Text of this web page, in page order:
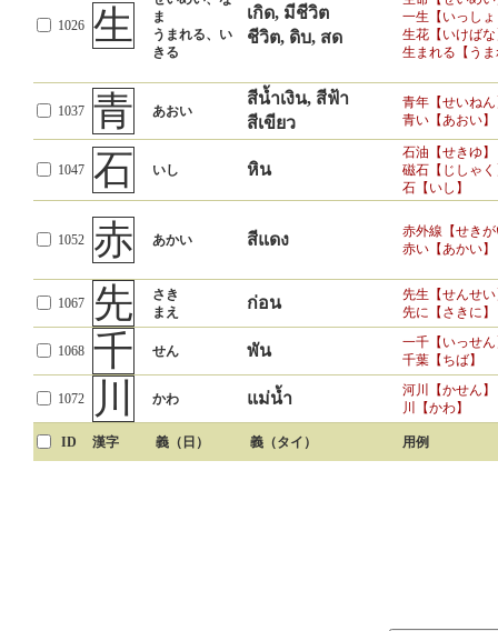
1026 生
ま
うまれる、い
きる
เกิด, มีชีวิต
ชีวิต, ดิบ, สด
一生【いっし
生花【いけば
生まれる【う
1037 青 あおい
สีน้ำเงิน, สีฟ้า
สีเขียว
青年【せいね
青い【あおい】
1047 石 いし หิน
石油【せきゆ】
磁石【じしゃ
石【いし】
1052 赤 あかい สีแดง
赤外線【せき
赤い【あかい】
1067 先
さき
まえ
ก่อน
先生【せんせ
先に【さきに】
1068 千 せん พัน
一千【いっせ
千葉【ちば】
1072 川 かわ แม่น้ำ
河川【かせん】
川【かわ】
ID 漢字 義（日） 義（タイ） 用例